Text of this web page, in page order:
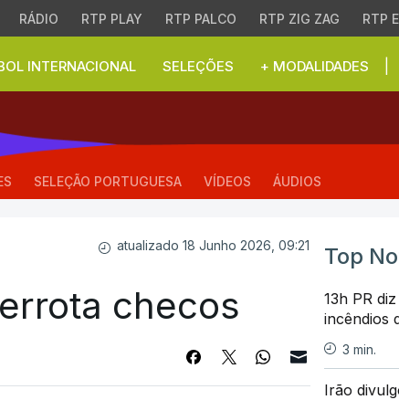
RÁDIO RTP PLAY RTP PALCO RTP ZIG ZAG RTP
INTERNACIONAL SELEÇÕES + MODALIDADES
checos
SELEÇÃO PORTUGUESA VÍDEOS ÁUDIOS
atualizado 18 Junho 2026, 09:21
checos
Top
13h PR
incêndios
3 min.
Irão